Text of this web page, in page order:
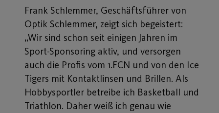
Frank Schlemmer, Geschäftsführer von
Optik Schlemmer, zeigt sich begeistert:
„Wir sind schon seit einigen Jahren im
Sport-Sponsoring aktiv, und versorgen
auch die Profis vom 1.FCN und von den Ice
Tigers mit Kontaktlinsen und Brillen. Als
Hobbysportler betreibe ich Basketball und
Triathlon. Daher weiß ich genau wie